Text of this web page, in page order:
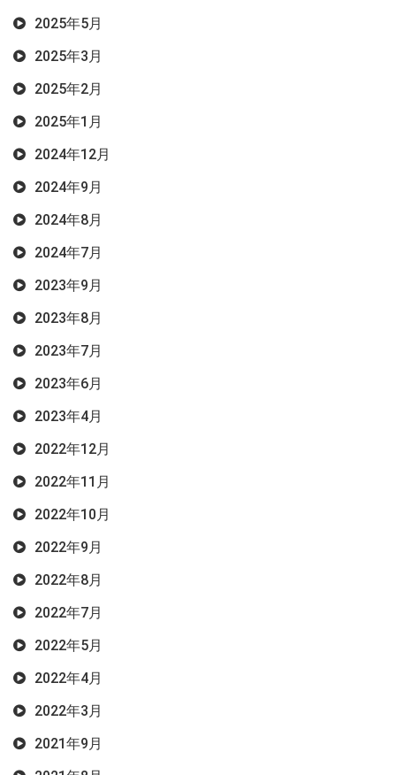
2025年5月
2025年3月
2025年2月
2025年1月
2024年12月
2024年9月
2024年8月
2024年7月
2023年9月
2023年8月
2023年7月
2023年6月
2023年4月
2022年12月
2022年11月
2022年10月
2022年9月
2022年8月
2022年7月
2022年5月
2022年4月
2022年3月
2021年9月